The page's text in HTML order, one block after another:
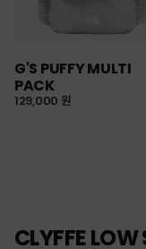
G'S PUFFY MULTI
PACK
129,000 원
CLYFFE LOW